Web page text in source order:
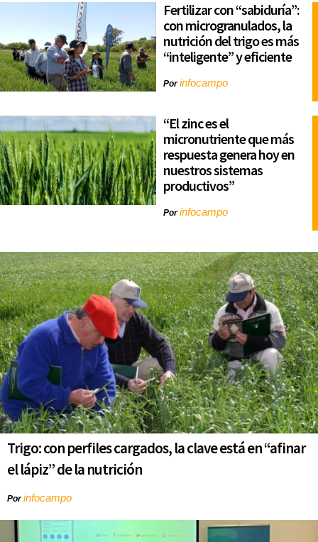
Fertilizar con “sabiduría”:
con microgranulados, la
nutrición del trigo es más
“inteligente” y eficiente
Porinfocampo
“El zinc es el
micronutriente que más
respuesta genera hoy en
nuestros sistemas
productivos”
Porinfocampo
Trigo: con perfiles cargados, la clave está en “afinar
el lápiz” de la nutrición
Porinfocampo